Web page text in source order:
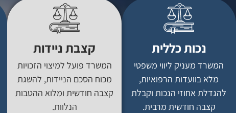
נכות כללית
המשרד מעניק ליווי משפטי
מלא בוועדות הרפואיות,
להגדלת אחוזי הנכות וקבלת
קצבה חודשית מרבית.
קצבת ניידות
המשרד פועל למיצוי הזכויות
מכוח הסכם הניידות, להשגת
קצבה חודשית ומלוא ההטבות
הנלוות.